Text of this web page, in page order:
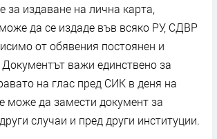
за издаване на лична карта,
да се издаде във всяко РУ, СДВР
от обявения постоянен и
важи единствено за
на глас пред СИК в деня на
може да замести документ за
случаи и пред други институции.